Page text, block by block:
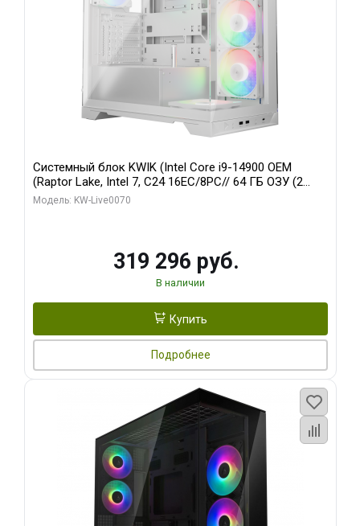
Системный блок KWIK (Intel Core i9-14900 OEM
(Raptor Lake, Intel 7, C24 16EC/8PC// 64 ГБ ОЗУ (2
модуля)/ Gigabyte RTX5080 XTREME WATERFORCE
Модель: KW-Live0070
319 296 руб.
В наличии
Купить
Подробнее